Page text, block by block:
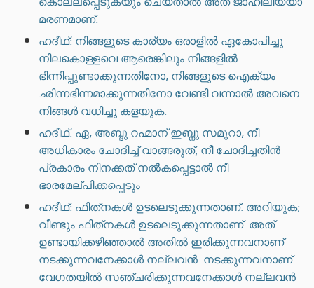
മരണമാണ്.
ഹദീഥ്: നിങ്ങളുടെ കാര്യം ഒരാളിൽ ഏകോപിച്ചു
നിലകൊള്ളവെ ആരെങ്കിലും നിങ്ങളിൽ
ഭിന്നിപ്പുണ്ടാക്കുന്നതിനോ, നിങ്ങളുടെ ഐക്യം
ഛിന്നഭിന്നമാക്കുന്നതിനോ വേണ്ടി വന്നാൽ അവനെ
നിങ്ങൾ വധിച്ചു കളയുക.
ഹദീഥ്: ഏ, അബ്ദു റഹ്മാന് ഇബ്നു സമുറാ, നീ
അധികാരം ചോദിച്ച് വാങ്ങരുത്, നീ ചോദിച്ചതിൻ
പ്രകാരം നിനക്കത് നൽകപ്പെട്ടാൽ നീ
ഭാരമേല്പിക്കപ്പെടും
ഹദീഥ്: ഫിത്‌നകൾ ഉടലെടുക്കുന്നതാണ്. അറിയുക;
വീണ്ടും ഫിത്‌നകൾ ഉടലെടുക്കുന്നതാണ്. അത്
ഉണ്ടായിക്കഴിഞ്ഞാൽ അതിൽ ഇരിക്കുന്നവനാണ്
നടക്കുന്നവനേക്കാൾ നല്ലവൻ. നടക്കുന്നവനാണ്
വേഗതയിൽ സഞ്ചരിക്കുന്നവനേക്കാൾ നല്ലവൻ